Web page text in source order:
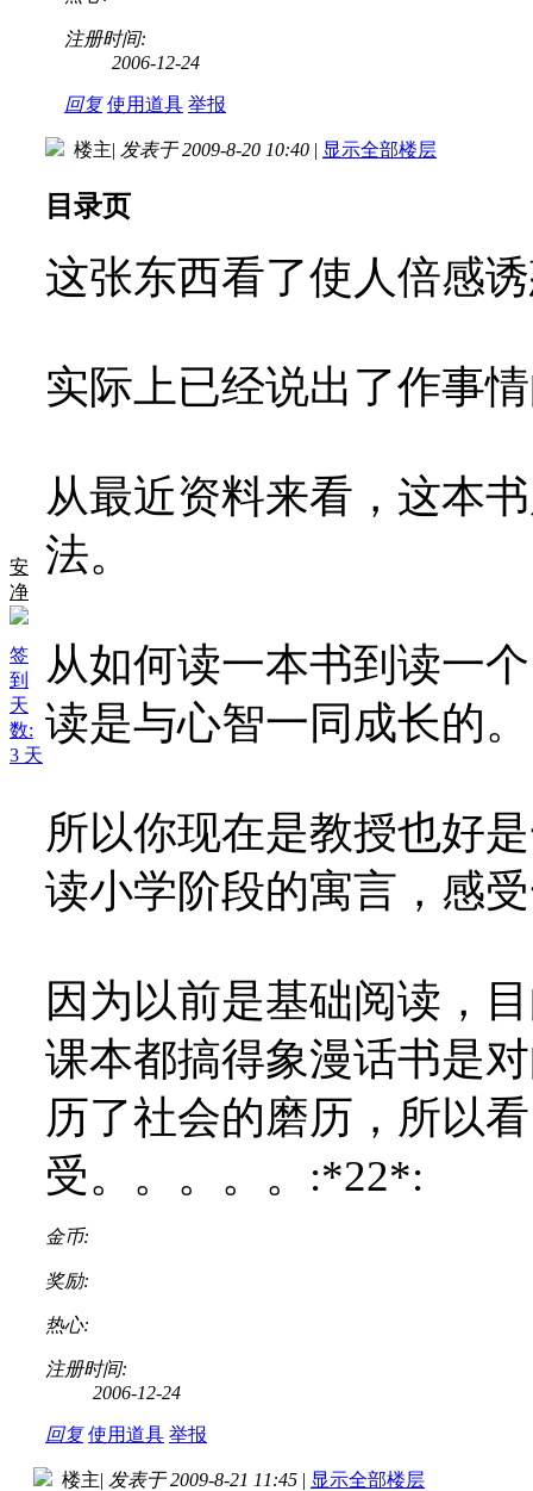
注册时间:
2006-12-24
回复 使用道具 举报
安
净
签
到
天
数:
3 天
楼主| 发表于 2009-8-20 10:40 | 显示全部楼层
目录页
这张东西看了使人倍感
实际上已经说出了作事
从最近资料来看，这本
法。
从如何读一本书到读一
读是与心智一同成长的。
所以你现在是教授也好
读小学阶段的寓言，感
因为以前是基础阅读，
课本都搞得象漫话书是
历了社会的磨历，所以
受。。。。。:*22*:
金币:
奖励:
热心:
注册时间:
2006-12-24
回复 使用道具 举报
楼主| 发表于 2009-8-21 11:45 | 显示全部楼层